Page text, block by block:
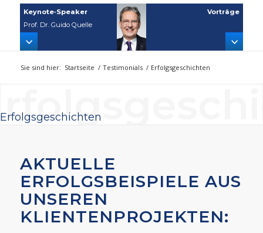
Keynote‑Speaker
Prof. Dr. Guido Quelle
Vorträge
Sie sind hier: Startseite / Testimonials / Erfolgsgeschichten
Erfolgsgeschichten
AKTUELLE
ERFOLGSBEISPIELE AUS
UNSEREN
KLIENTENPROJEKTEN: